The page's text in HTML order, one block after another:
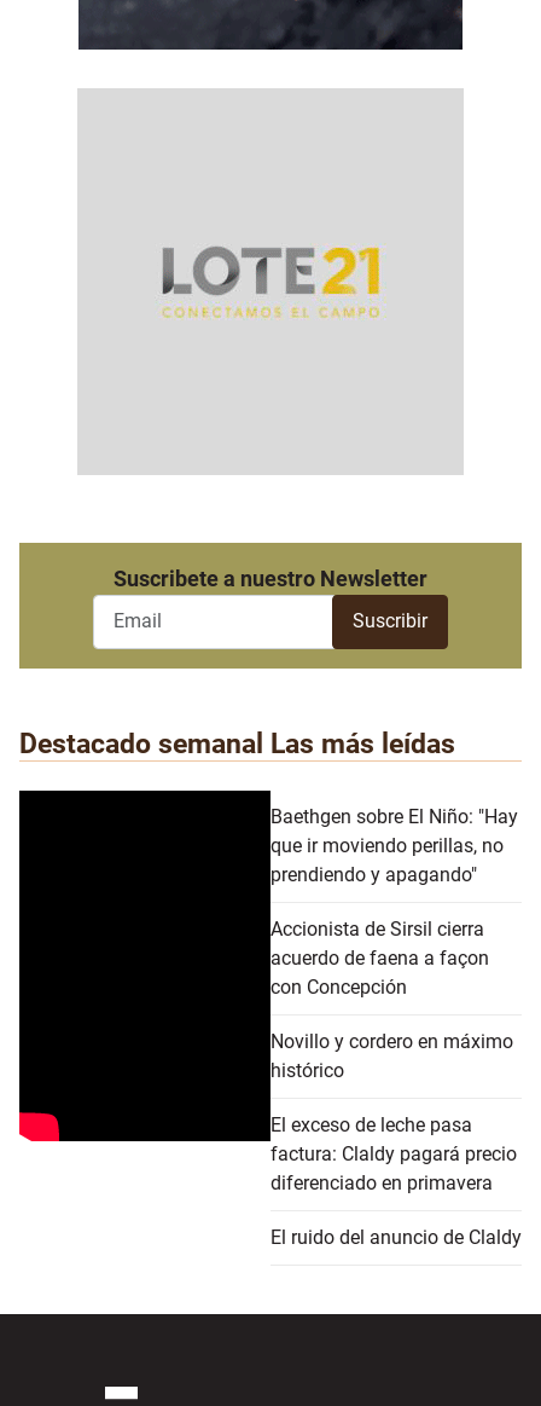
Suscribete a nuestro Newsletter
Destacado semanal Las más leídas
Baethgen sobre El Niño: "Hay
que ir moviendo perillas, no
prendiendo y apagando"
Accionista de Sirsil cierra
acuerdo de faena a façon
con Concepción
Novillo y cordero en máximo
histórico
El exceso de leche pasa
factura: Claldy pagará precio
diferenciado en primavera
El ruido del anuncio de Claldy